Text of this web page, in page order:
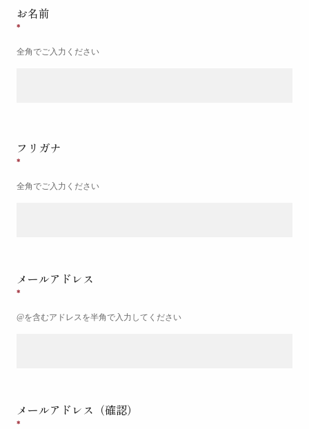
お名前
全角でご入力ください
フリガナ
全角でご入力ください
メールアドレス
@を含むアドレスを半角で入力してください
メールアドレス（確認）